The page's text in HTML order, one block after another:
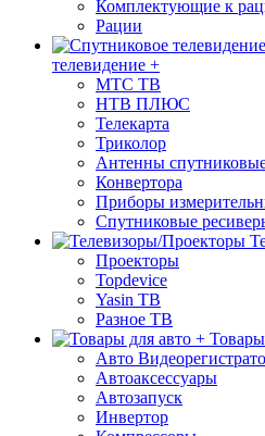
Комплектующие к
Рации
телевидение +
МТС ТВ
НТВ ПЛЮС
Телекарта
Триколор
Антенны
Конвертора
Приборы
Спутниковые
Проекторы
Topdevice
Yasin ТВ
Разное ТВ
Авто
Автоаксессуары
Автозапуск
Инвертор